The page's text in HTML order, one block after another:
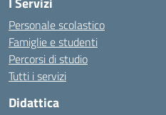
Personale scolastico
Famiglie e studenti
Percorsi di studio
Tutti i servizi
Didattica